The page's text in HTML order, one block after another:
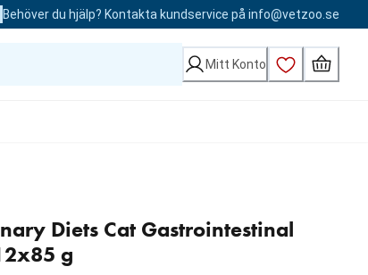
Behöver du hjälp? Kontakta kundservice på info@vetzoo.se
Mitt Konto
Diets Cat Gastrointestinal
g